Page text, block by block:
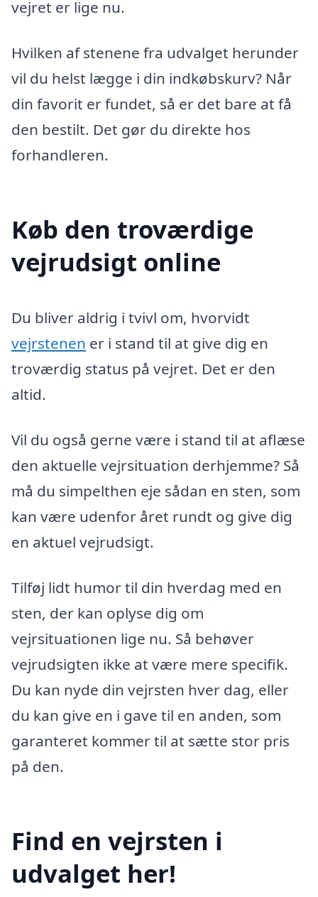
vejret er lige nu.
Hvilken af stenene fra udvalget herunder
vil du helst lægge i din indkøbskurv? Når
din favorit er fundet, så er det bare at få
den bestilt. Det gør du direkte hos
forhandleren.
Køb den troværdige
vejrudsigt online
Du bliver aldrig i tvivl om, hvorvidt
vejrstenen er i stand til at give dig en
troværdig status på vejret. Det er den
altid.
Vil du også gerne være i stand til at aflæse
den aktuelle vejrsituation derhjemme? Så
må du simpelthen eje sådan en sten, som
kan være udenfor året rundt og give dig
en aktuel vejrudsigt.
Tilføj lidt humor til din hverdag med en
sten, der kan oplyse dig om
vejrsituationen lige nu. Så behøver
vejrudsigten ikke at være mere specifik.
Du kan nyde din vejrsten hver dag, eller
du kan give en i gave til en anden, som
garanteret kommer til at sætte stor pris
på den.
Find en vejrsten i
udvalget her!